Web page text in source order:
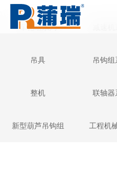
车轮组系列
吊具 吊钩组
整机 联轴器
新型葫芦吊钩组 工程机